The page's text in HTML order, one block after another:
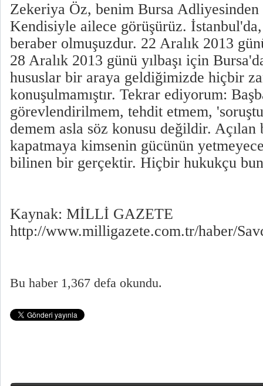
Zekeriya Öz, benim Bursa Adliyesinden
Kendisiyle ailece görüşürüz.
beraber olmuşuzdur. 22 Aralık 2013
28 Aralık 2013 günü yılbaşı için
hususlar bir araya geldiğimizde hiçbir
konuşulmamıştır. Tekrar ediyorum:
görevlendirilmem, tehdit etmem,
demem asla söz konusu değildir. Açılan
kapatmaya kimsenin gücünün
bilinen bir gerçektir. Hiçbir hukukçu
Kaynak: MİLLİ GAZETE
http://www.milligazete.com.tr/haber/
Bu haber 1,367 defa okundu.